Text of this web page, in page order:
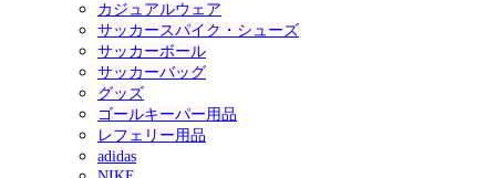
カジュアルウェア
サッカースパイク・シューズ
サッカーボール
サッカーバッグ
グッズ
ゴールキーパー用品
レフェリー用品
adidas